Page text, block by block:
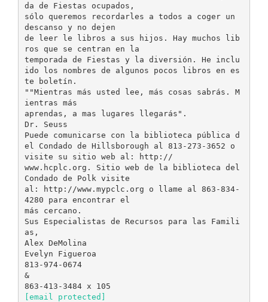
da de Fiestas ocupados,
sólo queremos recordarles a todos a coger un
descanso y no dejen
de leer le libros a sus hijos. Hay muchos lib
ros que se centran en la
temporada de Fiestas y la diversión. He inclu
ido los nombres de algunos pocos libros en es
te boletín.
""Mientras más usted lee, más cosas sabrás. M
ientras más
aprendas, a mas lugares llegarás".
Dr. Seuss
Puede comunicarse con la biblioteca pública d
el Condado de Hillsborough al 813-273-3652 o
visite su sitio web al: http://
www.hcplc.org. Sitio web de la biblioteca del
Condado de Polk visite
al: http://www.mypclc.org o llame al 863-834-
4280 para encontrar el
más cercano.
Sus Especialistas de Recursos para las Famili
as,
Alex DeMolina
Evelyn Figueroa
813-974-0674
&
[email protected]